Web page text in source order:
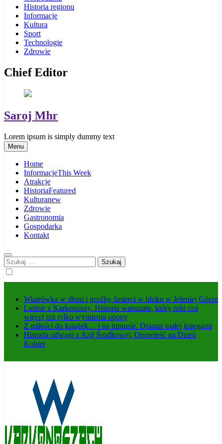
Historia regionu
Informacje
Kultura
Sport
Technologie
Zdrowie
Chief Editor
Saroj Mhr
Lorem ipsum is simply dummy text
Menu
Home
InformacjeThis Week
Atrakcje
HistoriaFeatured
Kulturanew
Zdrowie
Gastronomia
Gospodarka
Kontakt
Szukaj:
Wiatrówka w dłoni i groźby śmierci w bloku w Jeleniej Górze
Ludzie z Karkonoszy. Historia warsztatu, który robi coś
więcej niż tylko wymienia opony
Z miłości do książek… i na minusie. Dramat małej księgarni
Historia odwagi z Azji Środkowej. Opowieść na Dzień
Kobiet